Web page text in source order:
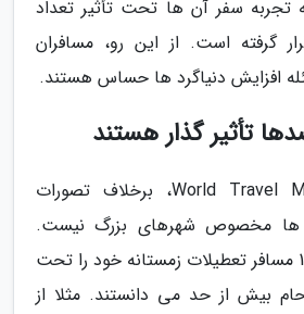
تجربه سفر آن ها تحت تأثیر تعداد
گرفته است. از این رو، مسافران
افزایش دنیاگرد ها حساس هستند.
تأثیر گذار هستند
طبق گزارش World Travel Monitor، برخلاف تصورات
ها مخصوص شهرهای بزرگ نیست.
تقریبا از هر 5 مسافر 1 مسافر تعطیلات زمستانه خود را تحت
بیش از حد می دانستند. مثلا از